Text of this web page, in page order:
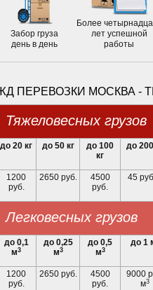
Забор груза
день в день
Более
лет успешной
работы
ПЕРЕВОЗКИ МОСКВА -
Тяжеловесных грузов
до 20 кг до 50 кг
до 100
кг
до
1200
руб.
2650 руб.
4500
руб.
45
Легковесных грузов
до 0,1
м3
до 0,25
м3
до 0,5
м3
до 1
1200
руб.
2650 руб.
4500
руб.
9000
м3